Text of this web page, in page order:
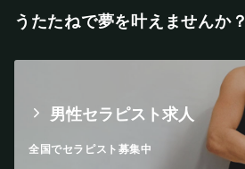
うたたねで夢を叶えませんか？
男性セラピスト求人
全国でセラピスト募集中